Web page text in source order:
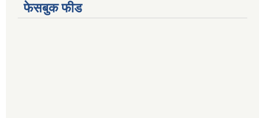
फेसबुक फीड